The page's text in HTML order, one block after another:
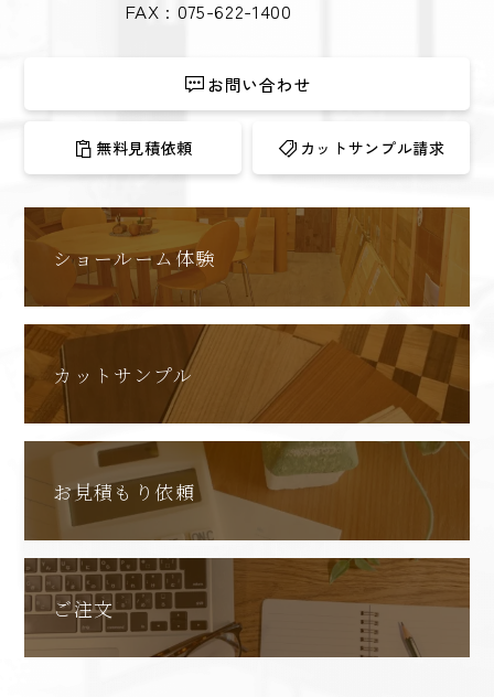
FAX : 075-622-1400
お問い合わせ
無料見積依頼 カットサンプル請求
ショールーム体験
カットサンプル
お見積もり依頼
ご注文